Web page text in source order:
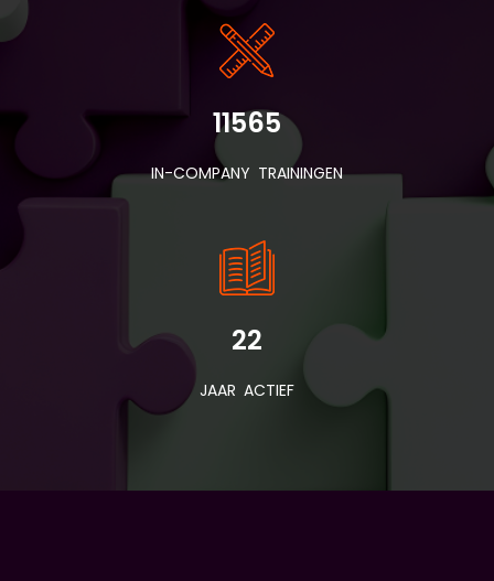
11565
IN-COMPANY TRAININGEN
22
JAAR ACTIEF